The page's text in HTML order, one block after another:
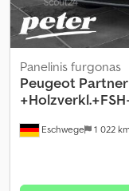
Eschwege 1 022 km
Panelinis furgonas
Peugeot Partner